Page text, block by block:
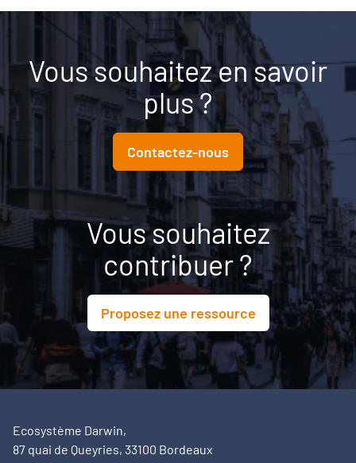
Vous souhaitez en savoir
plus ?
Contactez-nous
Vous souhaitez
contribuer ?
Proposez une ressource
Ecosystème Darwin,
87 quai de Queyries, 33100 Bordeaux